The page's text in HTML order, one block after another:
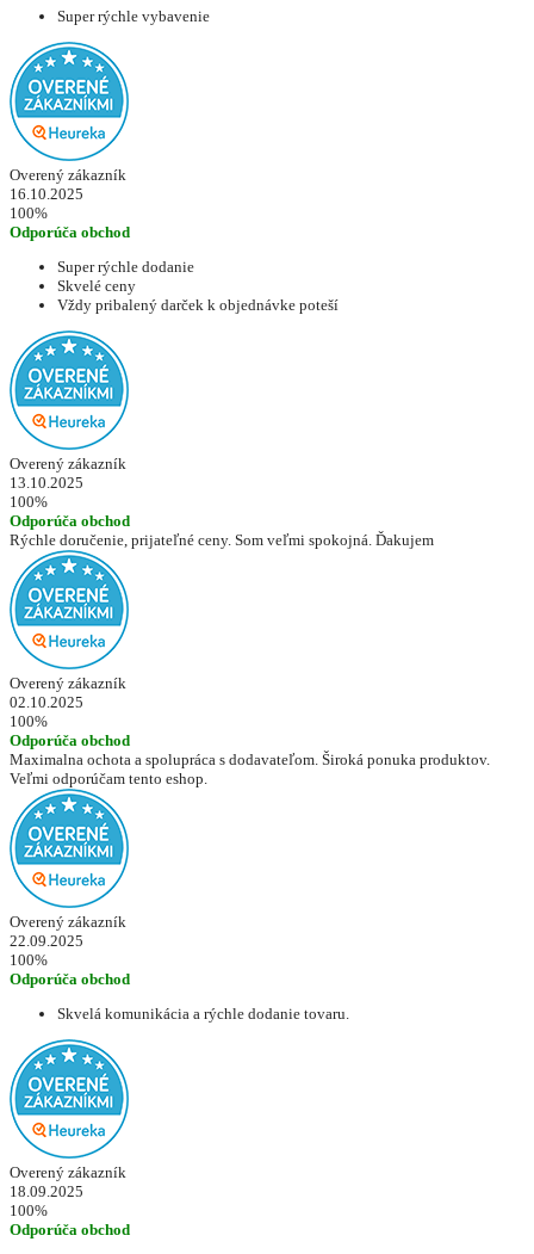
Super rýchle vybavenie
Overený zákazník
16.10.2025
100%
Odporúča obchod
Super rýchle dodanie
Skvelé ceny
Vždy pribalený darček k objednávke poteší
Overený zákazník
13.10.2025
100%
Odporúča obchod
Rýchle doručenie, prijateľné ceny. Som veľmi spokojná. Ďakujem
Overený zákazník
02.10.2025
100%
Odporúča obchod
Maximalna ochota a spolupráca s dodavateľom. Široká ponuka produktov.
Veľmi odporúčam tento eshop.
Overený zákazník
22.09.2025
100%
Odporúča obchod
Skvelá komunikácia a rýchle dodanie tovaru.
Overený zákazník
18.09.2025
100%
Odporúča obchod